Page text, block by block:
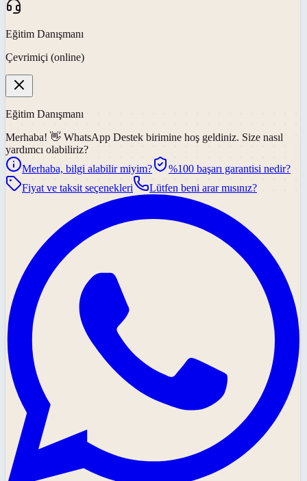
Eğitim Danışmanı
Çevrimiçi (online)
Eğitim Danışmanı
Merhaba! 👋 WhatsApp Destek birimine hoş geldiniz. Size nasıl
yardımcı olabiliriz?
Merhaba, bilgi alabilir miyim?
%100 başarı garantisi nedir?
Fiyat ve taksit seçenekleri
Lütfen beni arar mısınız?